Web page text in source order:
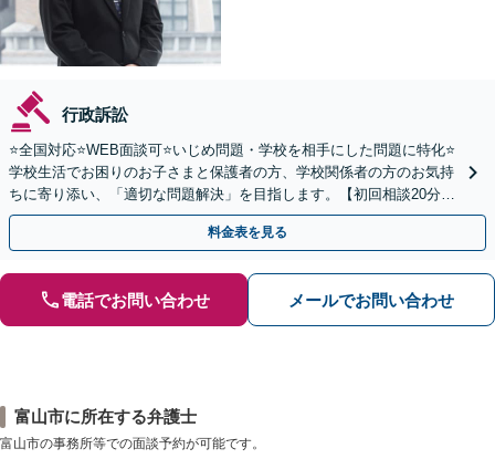
行政訴訟
⭐️全国対応⭐️WEB面談可⭐️いじめ問題・学校を相手にした問題に特化⭐️
学校生活でお困りのお子さまと保護者の方、学校関係者の方のお気持
ちに寄り添い、「適切な問題解決」を目指します。【初回相談20分無
料】
料金表を見る
電話でお問い合わせ メールでお問い合わせ
富山市に所在する弁護士
富山市の事務所等での面談予約が可能です。